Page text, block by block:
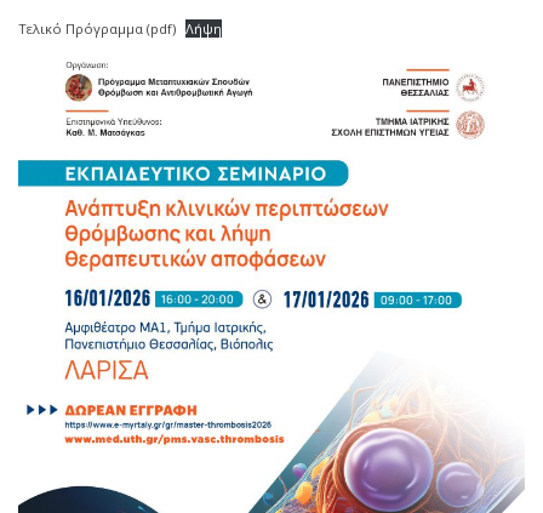
Τελικό Πρόγραμμα (pdf) Λήψη